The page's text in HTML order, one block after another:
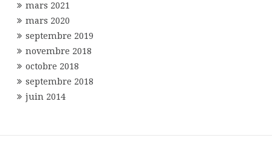
mars 2021
mars 2020
septembre 2019
novembre 2018
octobre 2018
septembre 2018
juin 2014